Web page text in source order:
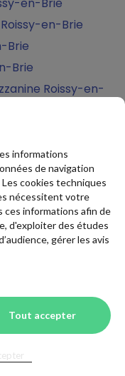
en-Brie
Brie
Brie
Roissy-en-
Roissy-en-
en-Brie
en-Brie
Brie
en-Brie
en-Brie
Sécurité
informations
de navigation
cookies techniques
nécessitent votre
ces informations afin de
d'exploiter des études
gérer les avis
Tout accepter